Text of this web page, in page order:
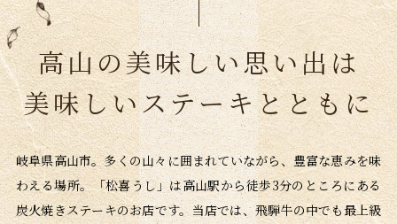
高山の美味しい思い出は
美味しいステーキとともに
岐阜県高山市。多くの山々に囲まれていながら、豊富な恵みを味
わえる場所。「松喜うし」は高山駅から徒歩3分のところにある
炭火焼きステーキのお店です。当店では、飛騨牛の中でも最上級